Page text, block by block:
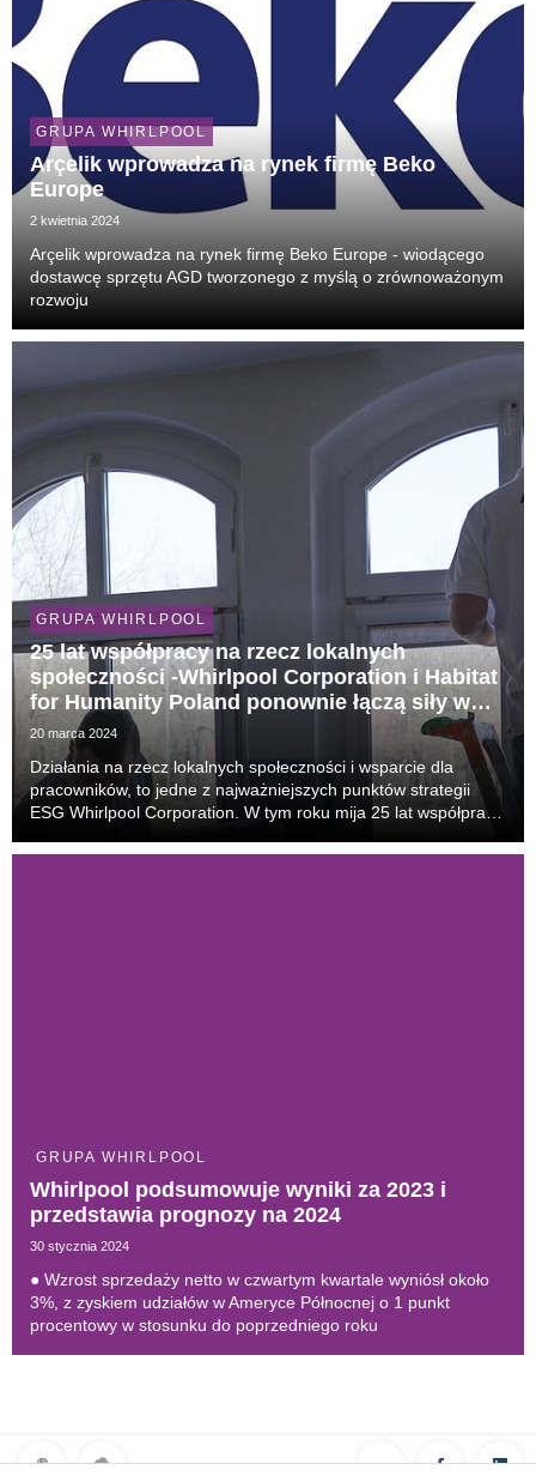
GRUPA WHIRLPOOL
Arçelik wprowadza na rynek firmę Beko
Europe
2 kwietnia 2024
Arçelik wprowadza na rynek firmę Beko Europe - wiodącego
dostawcę sprzętu AGD tworzonego z myślą o zrównoważonym
rozwoju
GRUPA WHIRLPOOL
25 lat współpracy na rzecz lokalnych
społeczności -Whirlpool Corporation i Habitat
for Humanity Poland ponownie łączą siły w
szczytnym celu
20 marca 2024
Działania na rzecz lokalnych społeczności i wsparcie dla
pracowników, to jedne z najważniejszych punktów strategii
ESG Whirlpool Corporation. W tym roku mija 25 lat współpracy
Poland. Ta inicjatywa pozwala nam nie...
GRUPA WHIRLPOOL
Whirlpool podsumowuje wyniki za 2023 i
przedstawia prognozy na 2024
30 stycznia 2024
● Wzrost sprzedaży netto w czwartym kwartale wyniósł około
3%, z zyskiem udziałów w Ameryce Północnej o 1 punkt
procentowy w stosunku do poprzedniego roku